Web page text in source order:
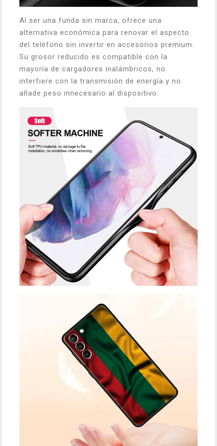
Al ser una funda sin marca, ofrece una
alternativa económica para renovar el aspecto
del teléfono sin invertir en accesorios premium.
Su grosor reducido es compatible con la
mayoría de cargadores inalámbricos, no
interfiere con la transmisión de energía y no
añade peso innecesario al dispositivo.